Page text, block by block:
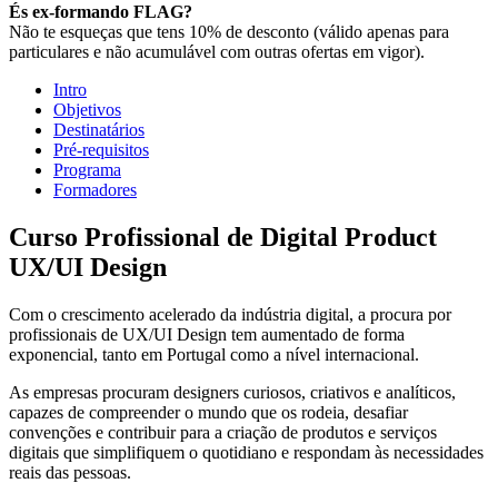
És ex-formando FLAG?
Não te esqueças que tens 10% de desconto (válido apenas para
particulares e não acumulável com outras ofertas em vigor).
Intro
Objetivos
Destinatários
Pré-requisitos
Programa
Formadores
Curso Profissional de Digital Product
UX/UI Design
Com o crescimento acelerado da indústria digital, a procura por
profissionais de UX/UI Design tem aumentado de forma
exponencial, tanto em Portugal como a nível internacional.
As empresas procuram designers curiosos, criativos e analíticos,
capazes de compreender o mundo que os rodeia, desafiar
convenções e contribuir para a criação de produtos e serviços
digitais que simplifiquem o quotidiano e respondam às necessidades
reais das pessoas.